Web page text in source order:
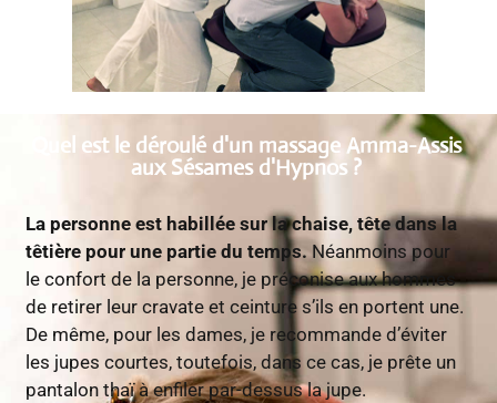
Quel est le déroulé d'un massage Amma-Assis
aux Sésames d'Hypnos ?
La personne est habillée sur la chaise, tête dans la
têtière pour une partie du temps. Néanmoins pour
le confort de la personne, je préconise aux hommes
de retirer leur cravate et ceinture s’ils en portent une.
De même, pour les dames, je recommande d’éviter
les jupes courtes, toutefois, dans ce cas, je prête un
pantalon thaï à enfiler par-dessus la jupe.